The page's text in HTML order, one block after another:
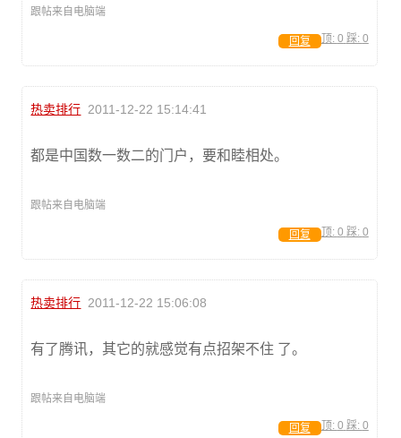
跟帖来自电脑端
顶: 0 踩: 0
回复
热卖排行 2011-12-22 15:14:41
都是中国数一数二的门户，要和睦相处。
跟帖来自电脑端
顶: 0 踩: 0
回复
热卖排行 2011-12-22 15:06:08
有了腾讯，其它的就感觉有点招架不住 了。
跟帖来自电脑端
顶: 0 踩: 0
回复